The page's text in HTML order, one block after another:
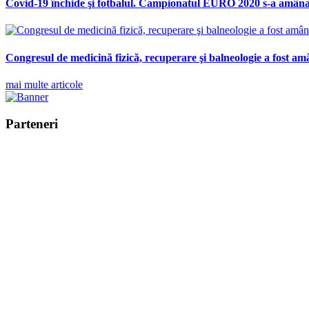
Covid-19 închide şi fotbalul. Campionatul EURO 2020 s-a
Congresul de medicină fizică, recuperare şi balneologie a fost
mai multe articole
Parteneri